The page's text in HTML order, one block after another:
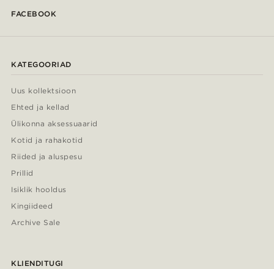
FACEBOOK
KATEGOORIAD
Uus kollektsioon
Ehted ja kellad
Ülikonna aksessuaarid
Kotid ja rahakotid
Riided ja aluspesu
Prillid
Isiklik hooldus
Kingiideed
Archive Sale
KLIENDITUGI